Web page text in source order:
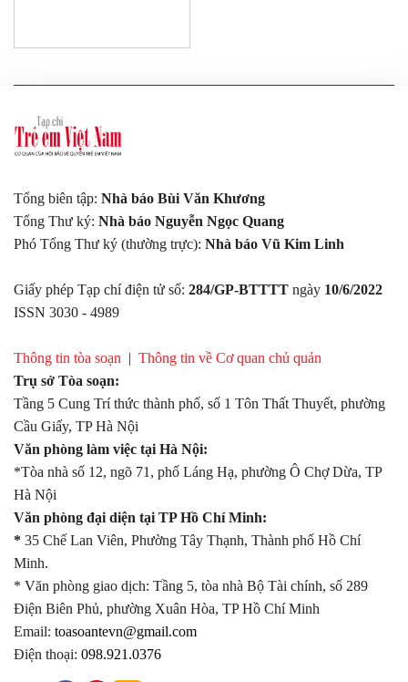
Tổng biên tập: Nhà báo Bùi Văn Khương
Tổng Thư ký: Nhà báo Nguyễn Ngọc Quang
Phó Tổng Thư ký (thường trực): Nhà báo Vũ Kim Linh
Giấy phép Tạp chí điện tử số: 284/GP-BTTTT ngày 10/6/2022
ISSN 3030 - 4989
Thông tin tòa soạn | Thông tin về Cơ quan chủ quản
Trụ sở Tòa soạn:
Tầng 5 Cung Trí thức thành phố, số 1 Tôn Thất Thuyết, phường
Cầu Giấy, TP Hà Nội
Văn phòng làm việc tại Hà Nội:
*Tòa nhà số 12, ngõ 71, phố Láng Hạ, phường Ô Chợ Dừa, TP
Hà Nội
Văn phòng đại diện tại TP Hồ Chí Minh:
* 35 Chế Lan Viên, Phường Tây Thạnh, Thành phố Hồ Chí
Minh.
* Văn phòng giao dịch: Tầng 5, tòa nhà Bộ Tài chính, số 289
Điện Biên Phủ, phường Xuân Hòa, TP Hồ Chí Minh
Email: toasoantevn@gmail.com
Điện thoại: 098.921.0376